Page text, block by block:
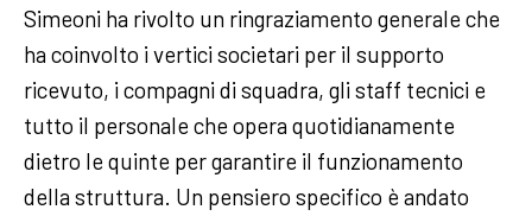
Simeoni ha rivolto un ringraziamento generale che
ha coinvolto i vertici societari per il supporto
ricevuto, i compagni di squadra, gli staff tecnici e
tutto il personale che opera quotidianamente
dietro le quinte per garantire il funzionamento
della struttura. Un pensiero specifico è andato